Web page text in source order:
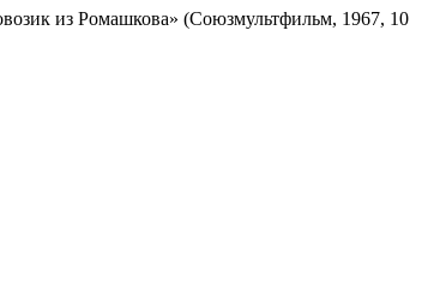
из Ромашкова» (Союзмультфильм, 1967, 10